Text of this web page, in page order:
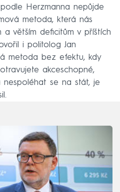
Herzmanna nepůjde
metoda, která nás
a větším deficitům v příštích
i politolog Jan
metoda bez efektu, kdy
akceschopné,
se na stát, je